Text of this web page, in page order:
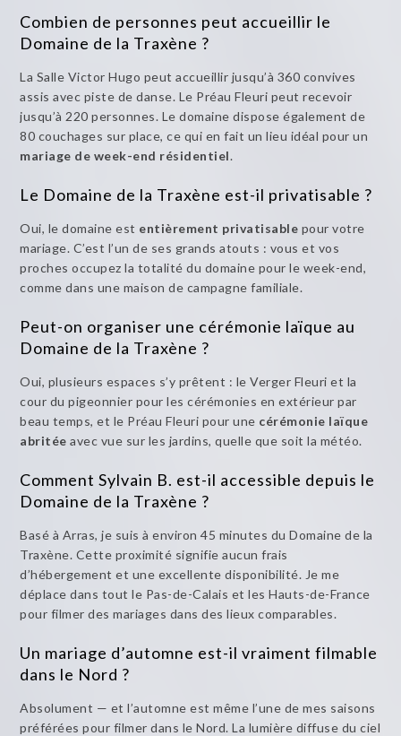
Combien de personnes peut accueillir le
Domaine de la Traxène ?
La Salle Victor Hugo peut accueillir jusqu’à 360 convives
assis avec piste de danse. Le Préau Fleuri peut recevoir
jusqu’à 220 personnes. Le domaine dispose également de
80 couchages sur place, ce qui en fait un lieu idéal pour un
mariage de week-end résidentiel.
Le Domaine de la Traxène est-il privatisable ?
Oui, le domaine est entièrement privatisable pour votre
mariage. C’est l’un de ses grands atouts : vous et vos
proches occupez la totalité du domaine pour le week-end,
comme dans une maison de campagne familiale.
Peut-on organiser une cérémonie laïque au
Domaine de la Traxène ?
Oui, plusieurs espaces s’y prêtent : le Verger Fleuri et la
cour du pigeonnier pour les cérémonies en extérieur par
beau temps, et le Préau Fleuri pour une cérémonie laïque
abritée avec vue sur les jardins, quelle que soit la météo.
Comment Sylvain B. est-il accessible depuis le
Domaine de la Traxène ?
Basé à Arras, je suis à environ 45 minutes du Domaine de la
Traxène. Cette proximité signifie aucun frais
d’hébergement et une excellente disponibilité. Je me
déplace dans tout le Pas-de-Calais et les Hauts-de-France
pour filmer des mariages dans des lieux comparables.
Un mariage d’automne est-il vraiment filmable
dans le Nord ?
Absolument — et l’automne est même l’une de mes saisons
préférées pour filmer dans le Nord. La lumière diffuse du ciel